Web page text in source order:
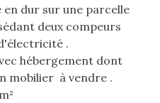
dur sur une parcelle
deux compeurs
.
hébergement dont
mobilier à vendre .